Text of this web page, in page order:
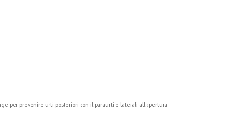
per prevenire urti posteriori con il paraurti e laterali all'apertura